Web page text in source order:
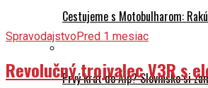
Cestujeme s Motobulharom:
Prvý krát do Álp? Slovinsko si
SpravodajstvoPred 1 mesiac
Revolučný trojvalec V3R s